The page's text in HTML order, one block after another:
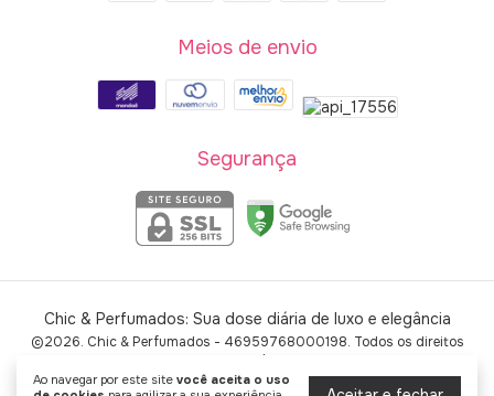
Ao navegar por este site você aceita o uso
Meios de envio
Segurança
Chic & Perfumados: Sua dose diária de luxo e elegância
©2026. Chic & Perfumados - 46959768000198. Todos os direitos
reservados.